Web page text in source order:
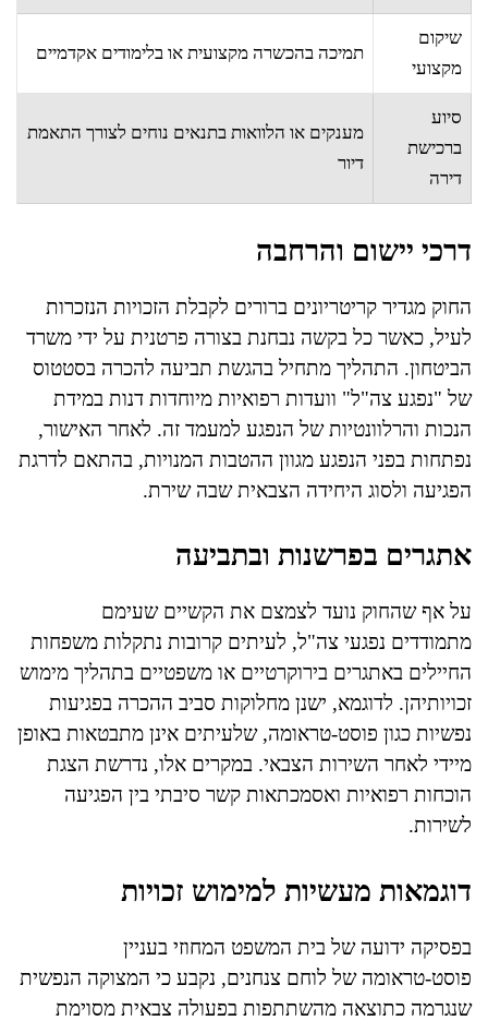
שיקום
מקצועי
תמיכה בהכשרה מקצועית או בלימודים אקדמיים
סיוע
ברכישת
דירה
מענקים או הלוואות בתנאים נוחים לצורך התאמת
דיור
דרכי יישום והרחבה
החוק מגדיר קריטריונים ברורים לקבלת הזכויות הנזכרות
לעיל, כאשר כל בקשה נבחנת בצורה פרטנית על ידי משרד
הביטחון. התהליך מתחיל בהגשת תביעה להכרה בסטטוס
של "נפגע צה"ל" וועדות רפואיות מיוחדות דנות במידת
הנכות והרלוונטיות של הנפגע למעמד זה. לאחר האישור,
נפתחות בפני הנפגע מגוון ההטבות המנויות, בהתאם לדרגת
הפגיעה ולסוג היחידה הצבאית שבה שירת.
אתגרים בפרשנות ובתביעה
על אף שהחוק נועד לצמצם את הקשיים שעימם
מתמודדים נפגעי צה"ל, לעיתים קרובות נתקלות משפחות
החיילים באתגרים בירוקרטיים או משפטיים בתהליך מימוש
זכויותיהן. לדוגמא, ישנן מחלוקות סביב ההכרה בפגיעות
נפשיות כגון פוסט-טראומה, שלעיתים אינן מתבטאות באופן
מיידי לאחר השירות הצבאי. במקרים אלו, נדרשת הצגת
הוכחות רפואיות ואסמכתאות קשר סיבתי בין הפגיעה
לשירות.
דוגמאות מעשיות למימוש זכויות
בפסיקה ידועה של בית המשפט המחוזי בעניין
פוסט-טראומה של לוחם צנחנים, נקבע כי המצוקה הנפשית
שנגרמה כתוצאה מהשתתפות בפעולה צבאית מסוימת